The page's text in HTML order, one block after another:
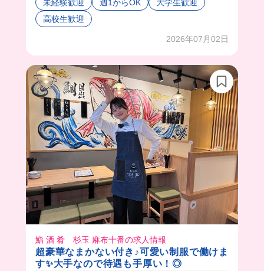
人気店だから忙しい日はあるけど、店内広すぎな
くて、優しいスタッフや女性店長と働ける🌟
😍
麺系もあるから、まぜそばやラーメンの日もある
みたい👀💕
未経験歓迎 週1からOK
大学生歓迎
高校生歓迎
2026年07月02日
鮨 酒 肴 杉玉 麻布十番の求人情報
超豪華なまかない付き♪可愛い制服で働けま
す✨大手なので待遇も手厚い！◎